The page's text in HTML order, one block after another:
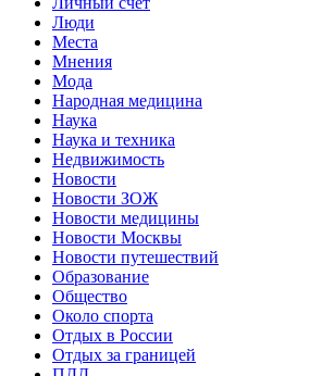
Люди
Места
Мнения
Мода
Народная медицина
Наука
Наука и техника
Недвижимость
Новости
Новости ЗОЖ
Новости медицины
Новости Москвы
Новости путешествий
Образование
Общество
Около спорта
Отдых в России
Отдых за границей